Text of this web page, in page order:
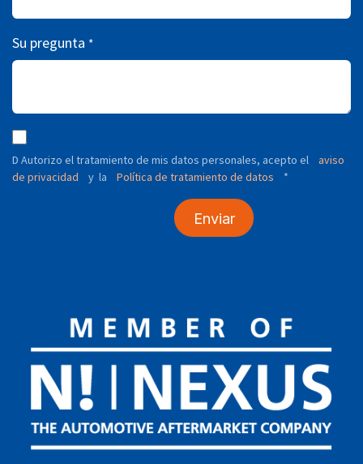
Su pregunta *
D Autorizo ​​el tratamiento de mis datos personales, acepto el
aviso
de privacidad
y la Política de tratamiento de datos *
Enviar